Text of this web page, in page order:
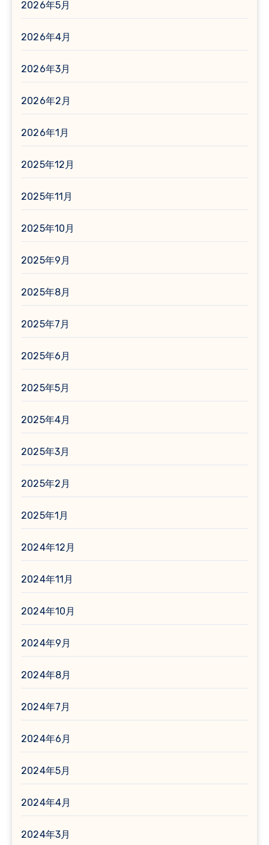
2026年5月
2026年4月
2026年3月
2026年2月
2026年1月
2025年12月
2025年11月
2025年10月
2025年9月
2025年8月
2025年7月
2025年6月
2025年5月
2025年4月
2025年3月
2025年2月
2025年1月
2024年12月
2024年11月
2024年10月
2024年9月
2024年8月
2024年7月
2024年6月
2024年5月
2024年4月
2024年3月